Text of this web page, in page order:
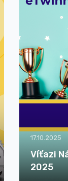
17.10.2025
Víťazi
2025